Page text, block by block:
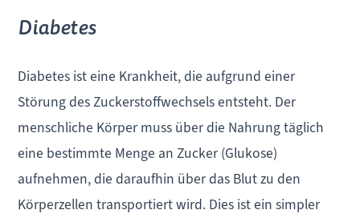
Diabetes
Diabetes ist eine Krankheit, die aufgrund einer
Störung des Zuckerstoffwechsels entsteht. Der
menschliche Körper muss über die Nahrung täglich
eine bestimmte Menge an Zucker (Glukose)
aufnehmen, die daraufhin über das Blut zu den
Körperzellen transportiert wird. Dies ist ein simpler